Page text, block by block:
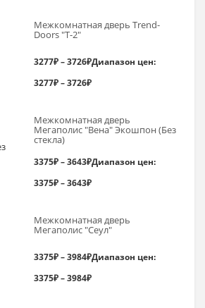
Межкомнатная дверь Trend-
Doоrs "Т-2"
3277₽–3726₽Диапазон цен:
3277₽ – 3726₽
Межкомнатная дверь
Мегаполис "Вена" Экошпон (Без
стекла)
3375₽–3643₽Диапазон цен:
3375₽ – 3643₽
Межкомнатная дверь
Мегаполис "Сеул"
3375₽–3984₽Диапазон цен:
3375₽ – 3984₽